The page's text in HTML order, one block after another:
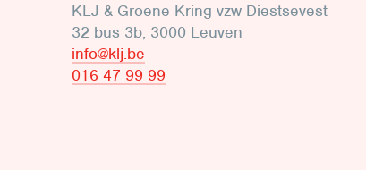
KLJ & Groene Kring vzw Diestsevest
32 bus 3b, 3000 Leuven
info@klj.be​
016 47 99 99